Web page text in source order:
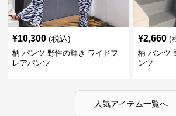
¥10,300 (税込)
柄 パンツ 野性の輝き ワイドフ
レアパンツ
¥2,660 (
柄 パンツ
ンツ
人気アイテム一覧へ